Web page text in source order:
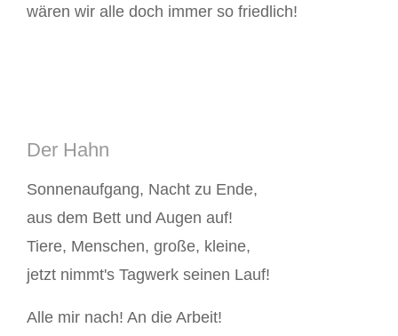
wären wir alle doch immer so friedlich!
Der Hahn
Sonnenaufgang, Nacht zu Ende,
aus dem Bett und Augen auf!
Tiere, Menschen, große, kleine,
jetzt nimmt's Tagwerk seinen Lauf!
Alle mir nach! An die Arbeit!